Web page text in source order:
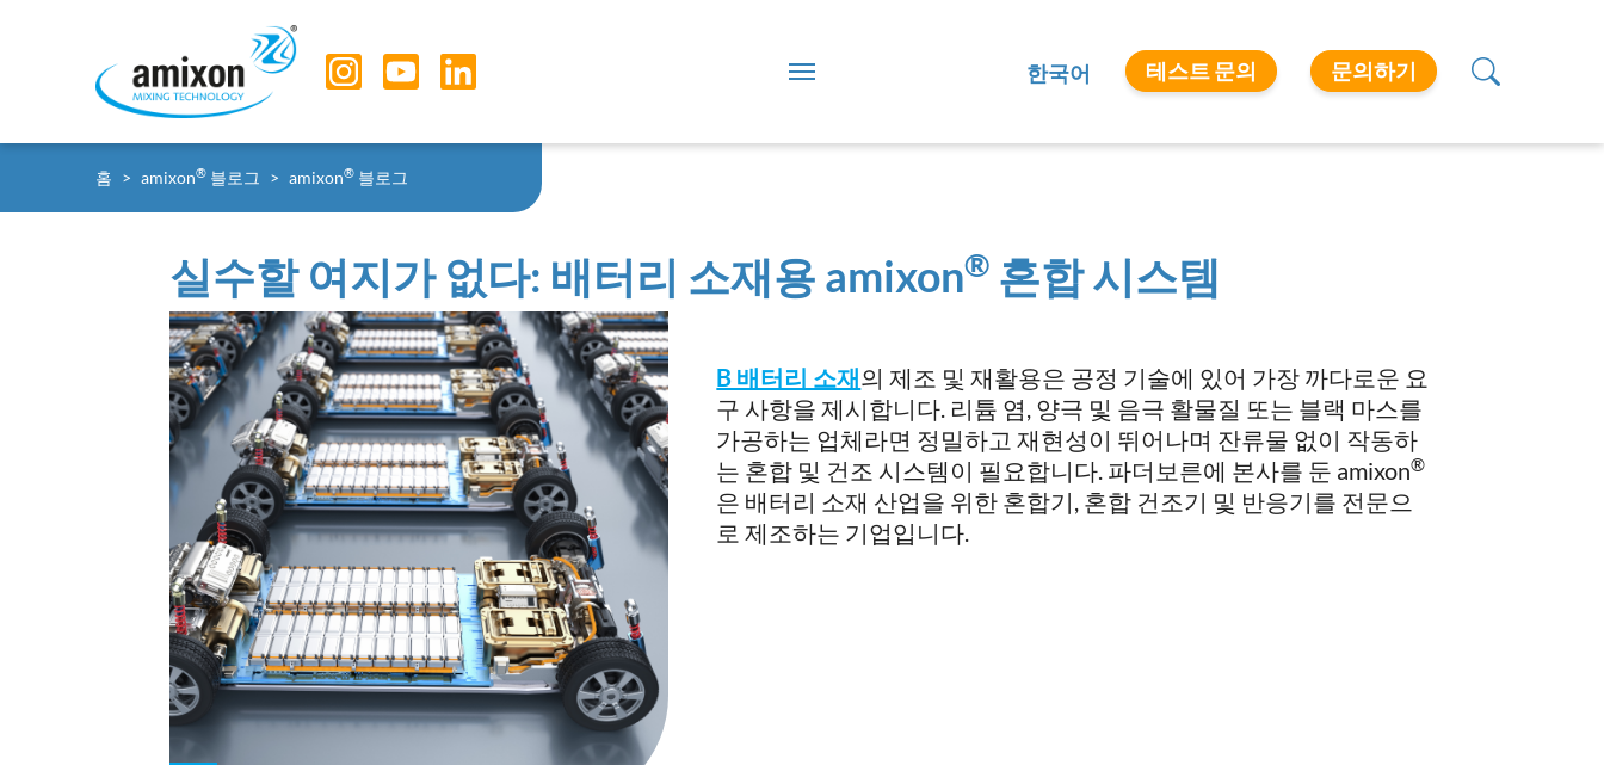
한국어 테스트 문의 문의하기
You are here:
홈 amixon® 블로그 amixon® 블로그
실수할 여지가 없다: 배터리 소재용 amixon® 혼합 시스템
B 배터리 소재의 제조 및 재활용은 공정 기술에 있어 가장 까다로운 요
구 사항을 제시합니다. 리튬 염, 양극 및 음극 활물질 또는 블랙 마스를
가공하는 업체라면 정밀하고 재현성이 뛰어나며 잔류물 없이 작동하
는 혼합 및 건조 시스템이 필요합니다. 파더보른에 본사를 둔 amixon®
은 배터리 소재 산업을 위한 혼합기, 혼합 건조기 및 반응기를 전문으
로 제조하는 기업입니다.